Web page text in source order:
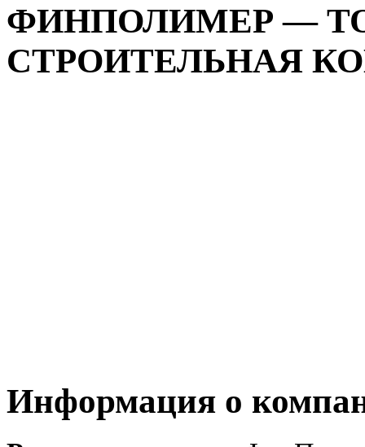
ФИНПОЛИМЕР —
СТРОИТЕЛЬНАЯ
Информация о